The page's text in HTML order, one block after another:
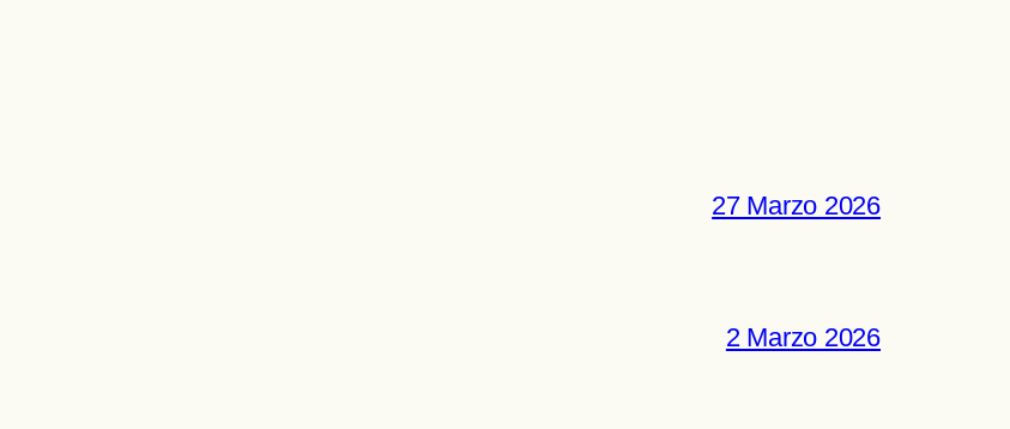
27 Marzo 2026
2 Marzo 2026